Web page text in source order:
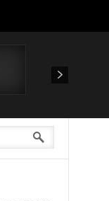
19 червня